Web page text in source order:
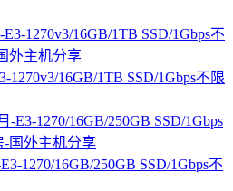
1270v3/16GB/1TB SSD/1Gbps不限
1270/16GB/250GB SSD/1Gbps不